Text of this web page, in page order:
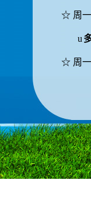
☆ 周
u
☆ 周